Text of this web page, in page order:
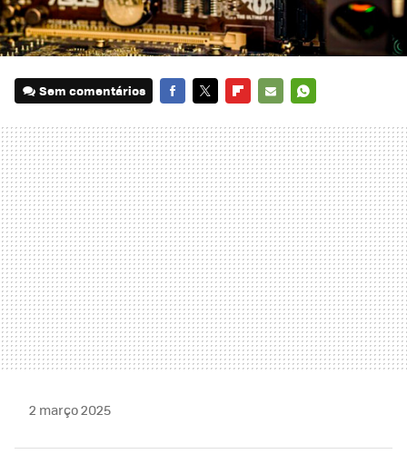
Sem comentários
MAIL
2 março 2025